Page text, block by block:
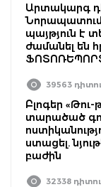
Արտակարգ
Նորապատում
պայթյուն է
ժամանել են
39563
Բլոգեր
տարածած
ստացել.
բաժին
32338